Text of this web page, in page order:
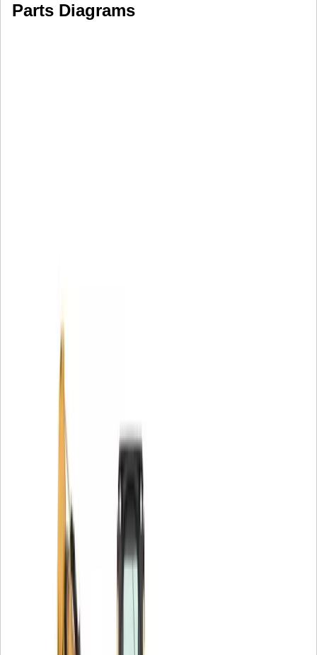
Parts Diagrams